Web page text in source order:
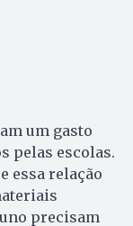
um gasto
pelas escolas.
essa relação
precisam